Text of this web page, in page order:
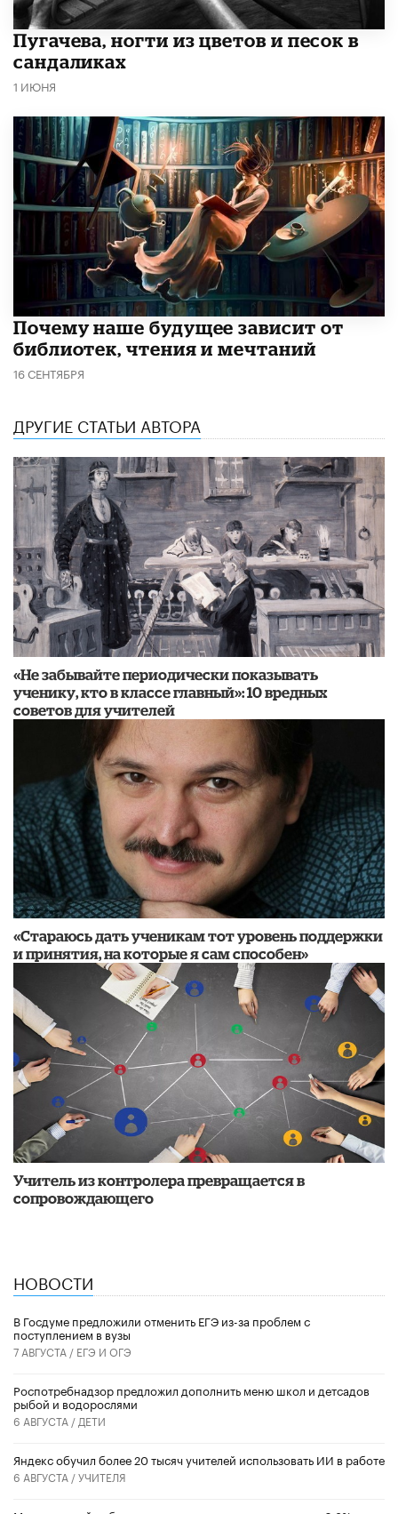
​Пугачева, ногти из цветов и песок в
сандаликах
1 ИЮНЯ
Почему наше будущее зависит от
библиотек, чтения и мечтаний
16 СЕНТЯБРЯ
ДРУГИЕ СТАТЬИ АВТОРА
«Не забывайте периодически показывать
ученику, кто в классе главный»: 10 вредных
советов для учителей
«Стараюсь дать ученикам тот уровень поддержки
и принятия, на которые я сам способен»
Учитель из контролера превращается в
сопровождающего
НОВОСТИ
В Госдуме предложили отменить ЕГЭ из-за проблем с
поступлением в вузы
7 АВГУСТА / ЕГЭ И ОГЭ
Роспотребнадзор предложил дополнить меню школ и детсадов
рыбой и водорослями
6 АВГУСТА / ДЕТИ
​Яндекс обучил более 20 тысяч учителей использовать ИИ в работе
6 АВГУСТА /УЧИТЕЛЯ